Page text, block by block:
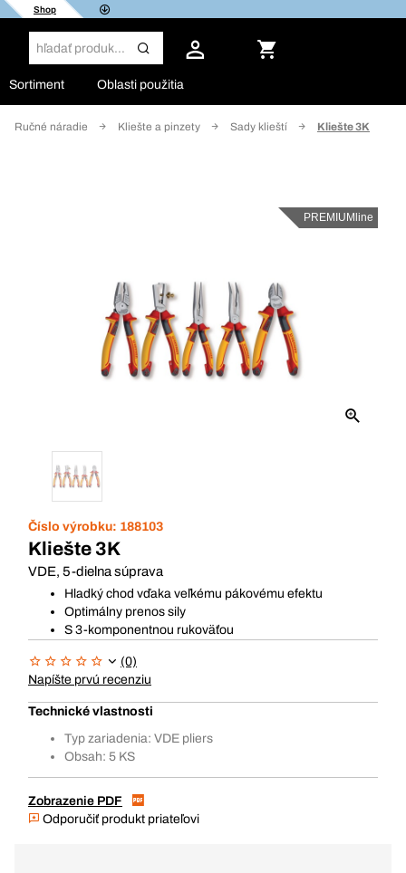
Shop
Sortiment Oblasti použitia
Ručné náradie Kliešte a pinzety Sady klieští Kliešte 3K
PREMIUMline
Číslo výrobku: 188103
Kliešte 3K
VDE, 5-dielna súprava
Hladký chod vďaka veľkému pákovému efektu
Optimálny prenos sily
S 3-komponentnou rukoväťou
(0)
Napíšte prvú recenziu
Technické vlastnosti
Typ zariadenia: VDE pliers
Obsah: 5 KS
Zobrazenie PDF
Odporučiť produkt priateľovi